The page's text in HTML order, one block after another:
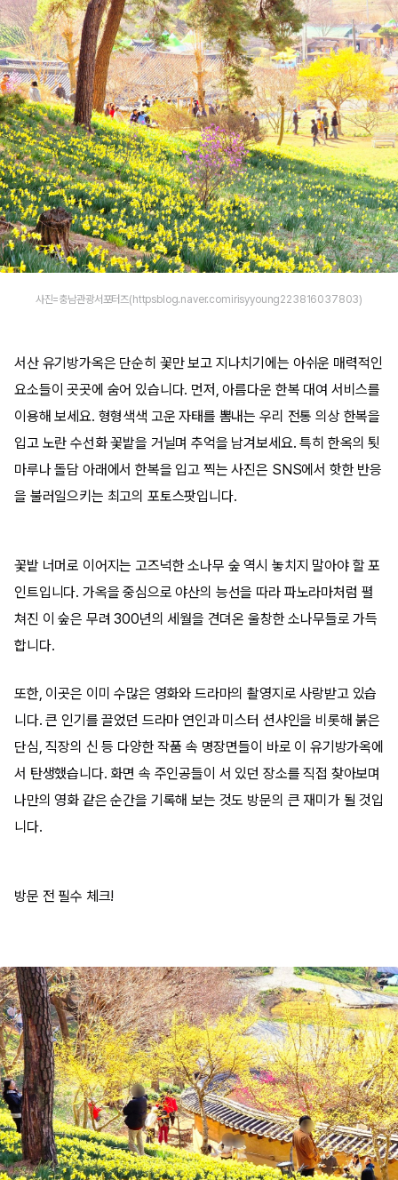
사진=충남관광서포터즈(httpsblog.naver.comirisyyoung223816037803)
서산 유기방가옥은 단순히 꽃만 보고 지나치기에는 아쉬운 매력적인
요소들이 곳곳에 숨어 있습니다. 먼저, 아름다운 한복 대여 서비스를
이용해 보세요. 형형색색 고운 자태를 뽐내는 우리 전통 의상 한복을
입고 노란 수선화 꽃밭을 거닐며 추억을 남겨보세요. 특히 한옥의 툇
마루나 돌담 아래에서 한복을 입고 찍는 사진은 SNS에서 핫한 반응
을 불러일으키는 최고의 포토스팟입니다.
꽃밭 너머로 이어지는 고즈넉한 소나무 숲 역시 놓치지 말아야 할 포
인트입니다. 가옥을 중심으로 야산의 능선을 따라 파노라마처럼 펼
쳐진 이 숲은 무려 300년의 세월을 견뎌온 울창한 소나무들로 가득
합니다.
또한, 이곳은 이미 수많은 영화와 드라마의 촬영지로 사랑받고 있습
니다. 큰 인기를 끌었던 드라마 연인과 미스터 션샤인을 비롯해 붉은
단심, 직장의 신 등 다양한 작품 속 명장면들이 바로 이 유기방가옥에
서 탄생했습니다. 화면 속 주인공들이 서 있던 장소를 직접 찾아보며
나만의 영화 같은 순간을 기록해 보는 것도 방문의 큰 재미가 될 것입
니다.
방문 전 필수 체크!